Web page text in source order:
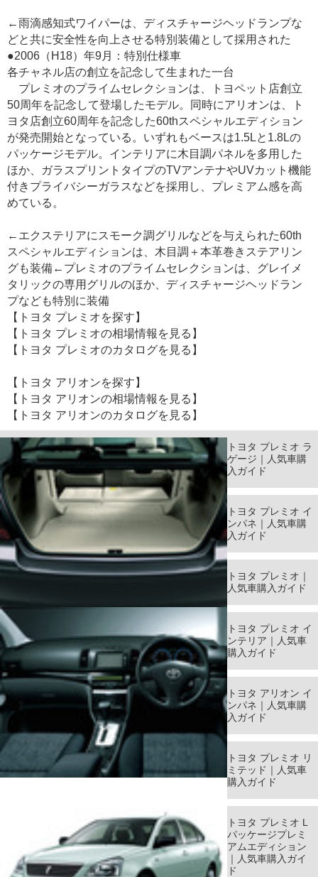
←雨滴感知式ワイパーは、ディスチャージヘッドランプな
どと共に安全性を向上させる特別装備として採用された
●2006（H18）年9月：特別仕様車
各チャネル店の創立を記念して生まれた一台
プレミオのプライムセレクションは、トヨペット店創立
50周年を記念して登場したモデル。同時にアリオンは、ト
ヨタ店創立60周年を記念した60thスペシャルエディション
が発売開始となっている。いずれもベースは1.5Lと1.8Lの
パッケージモデル。インテリアに木目調パネルを多用した
ほか、ガラスプリントタイプのTVアンテナやUVカット機能
付きプライバシーガラスなどを採用し、プレミアム感を高
めている。
←エクステリアにスモーク調グリルなどを与えられた60th
スペシャルエディションは、木目調＋本革巻きステアリン
グも装備←プレミオのプライムセレクションは、グレイメ
タリックの専用グリルのほか、ディスチャージヘッドラン
プなども特別に装備
【トヨタ プレミオを探す】
【トヨタ プレミオの相場情報を見る】
【トヨタ プレミオのカタログを見る】
【トヨタ アリオンを探す】
【トヨタ アリオンの相場情報を見る】
【トヨタ アリオンのカタログを見る】
トヨタ プレミオ ラ
ゲージ｜人気車購
入ガイド
トヨタ プレミオ イ
ンパネ｜人気車購
入ガイド
トヨタ プレミオ｜
人気車購入ガイド
トヨタ プレミオ イ
ンテリア｜人気車
購入ガイド
トヨタ アリオン イ
ンパネ｜人気車購
入ガイド
トヨタ プレミオ リ
ミテッド｜人気車
購入ガイド
トヨタ プレミオ L
パッケージプレミ
アムエディション
｜人気車購入ガイ
ド